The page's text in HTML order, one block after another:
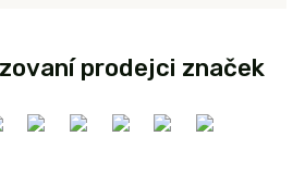
prodejci značek